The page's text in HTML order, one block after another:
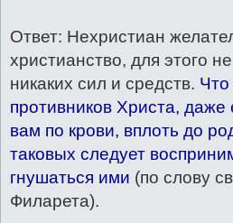
Ответ: Нехристиан
христианство, для этого
никаких сил и средств. Что
противников Христа, даже
вам по крови, вплоть до
таковых следует
гнушаться ими (по слову
Филарета).